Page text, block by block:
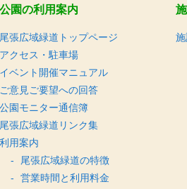
公園の利用案内
尾張広域緑道トップページ
アクセス・駐車場
イベント開催マニュアル
ご意見ご要望への回答
公園モニター通信簿
尾張広域緑道リンク集
利用案内
尾張広域緑道の特徴
営業時間と利用料金